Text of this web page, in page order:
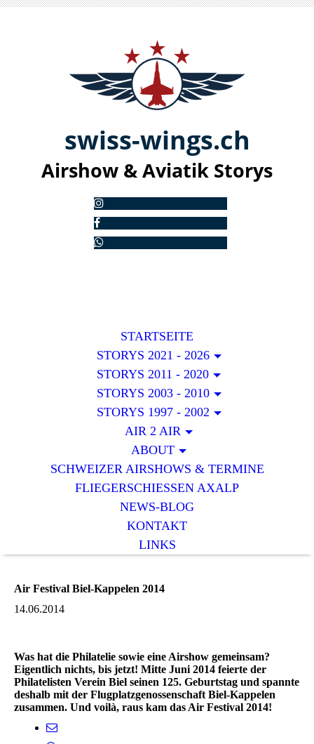
swiss-wings.ch
Airshow & Aviatik Storys
STARTSEITE
STORYS 2021 - 2026
STORYS 2011 - 2020
STORYS 2003 - 2010
STORYS 1997 - 2002
AIR 2 AIR
ABOUT
SCHWEIZER AIRSHOWS & TERMINE
FLIEGERSCHIESSEN AXALP
NEWS-BLOG
KONTAKT
LINKS
Air Festival Biel-Kappelen 2014
14.06.2014
Was hat die Philatelie sowie eine Airshow gemeinsam?
Eigentlich nichts, bis jetzt! Mitte Juni 2014 feierte der
Philatelisten Verein Biel seinen 125. Geburtstag und spannte
deshalb mit der Flugplatzgenossenschaft Biel-Kappelen
zusammen. Und voilà, raus kam das Air Festival 2014!